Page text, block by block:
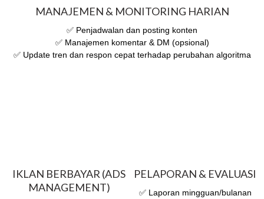
MANAJEMEN & MONITORING HARIAN
✅ Penjadwalan dan posting konten
✅ Manajemen komentar & DM (opsional)
✅ Update tren dan respon cepat terhadap perubahan algoritma
IKLAN BERBAYAR (ADS
MANAGEMENT)
PELAPORAN & EVALUASI
✅ Laporan mingguan/bulanan